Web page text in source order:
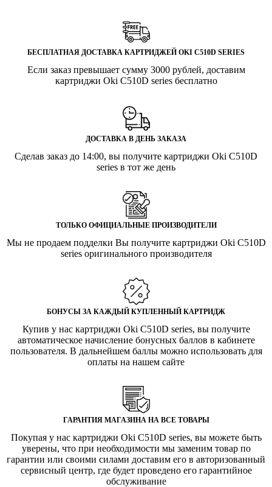
БЕСПЛАТНАЯ ДОСТАВКА КАРТРИДЖЕЙ OKI C510D SERIES
Если заказ превышает сумму 3000 рублей, доставим
картриджи Oki C510D series бесплатно
ДОСТАВКА В ДЕНЬ ЗАКАЗА
Сделав заказ до 14:00, вы получите картриджи Oki C510D
series в тот же день
ТОЛЬКО ОФИЦИАЛЬНЫЕ ПРОИЗВОДИТЕЛИ
Мы не продаем подделки Вы получите картриджи Oki C510D
series оригинального производителя
БОНУСЫ ЗА КАЖДЫЙ КУПЛЕННЫЙ КАРТРИДЖ
Купив у нас картриджи Oki C510D series, вы получите
автоматическое начисление бонусных баллов в кабинете
пользователя. В дальнейшем баллы можно использовать для
оплаты на нашем сайте
ГАРАНТИЯ МАГАЗИНА НА ВСЕ ТОВАРЫ
Покупая у нас картриджи Oki C510D series, вы можете быть
уверены, что при необходимости мы заменим товар по
гарантии или своими силами доставим его в авторизованный
сервисный центр, где будет проведено его гарантийное
обслуживание